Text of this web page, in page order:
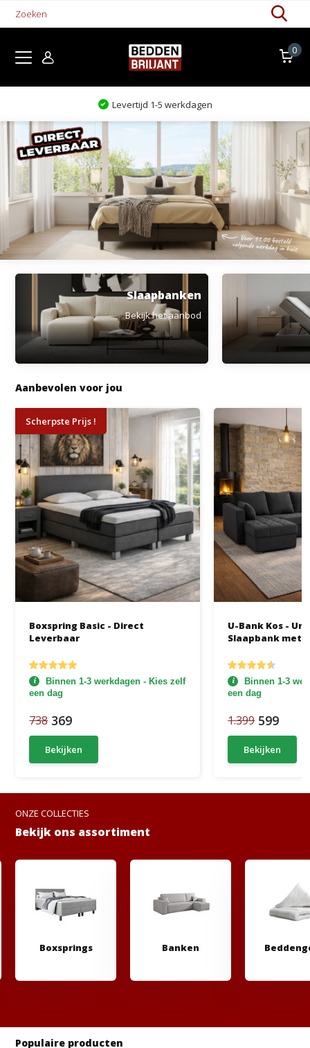
0
Levertijd 1-5 werkdagen
Slaapbanken
Bekijk het aanbod
Aanbevolen voor jou
Scherpste Prijs !
Boxspring Basic - Direct
Leverbaar
Binnen 1-3 werkdagen - Kies zelf
een dag
738 369
Bekijken
U-Bank Kos -
Slaapbank met
Binnen 1-3
een dag
1.399 599
Bekijken
ONZE COLLECTIES
Bekijk ons assortiment
Boxsprings Banken
Populaire producten